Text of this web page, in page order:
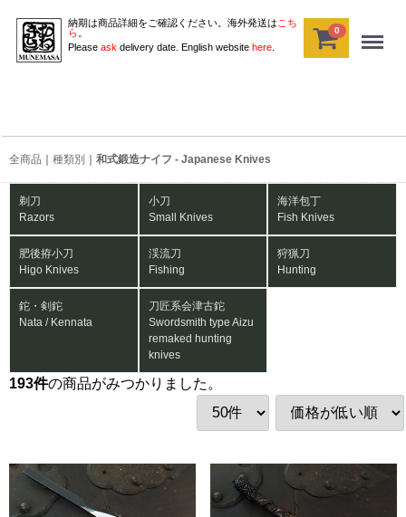
納期は商品詳細をご確認ください。海外発送は こち
ら 。
Please ask delivery date. English website here
0 Menu
全商品 種類別 和式鍛造ナイフ - Japanese Knives
剃刀
Razors
小刀
Small Knives
海洋包丁
Fish Knives
肥後拵小刀
Higo Knives
渓流刀
Fishing
狩猟刀
Hunting
鉈・剣鉈
Nata / Kennata
刀匠系会津古鉈
Swordsmith type Aizu
remaked hunting
knives
193件の商品がみつかりました。